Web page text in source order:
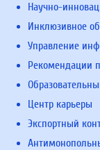
Научно-
Инклюзивное
Управление
Рекомендации
Центр карьеры
Экспортный